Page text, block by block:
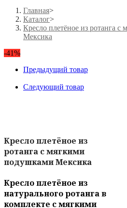
Главная>
Каталог>
Кресло плетёное из ротанга
Мексика
-41%
Предыдущий товар
Следующий товар
Кресло плетёное из
ротанга с мягкими
подушками Мексика
Кресло плетёное из
натурального ротанга в
комплекте с мягкими